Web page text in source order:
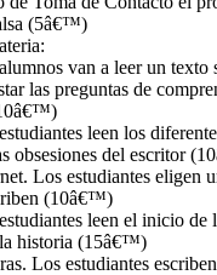
(5â€™)
van a leer un
las preguntas de
leen los
obsesiones del escritor
Los estudiantes eligen
(10â€™)
leen el inicio de
historia (15â€™)
Los estudiantes